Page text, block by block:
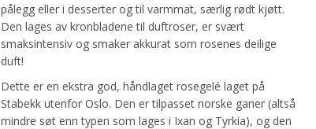
pålegg eller i desserter og til varmmat, særlig rødt kjøtt.
Den lages av kronbladene til duftroser, er svært
smaksintensiv og smaker akkurat som rosenes deilige
duft!
Dette er en ekstra god, håndlaget rosegelé laget på
Stabekk utenfor Oslo. Den er tilpasset norske ganer (altså
mindre søt enn typen som lages i Ixan og Tyrkia), og den